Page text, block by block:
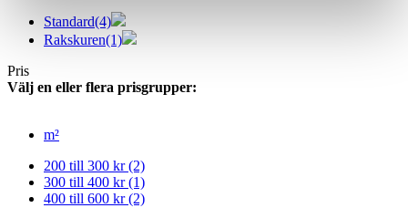
Standard(4)
Rakskuren(1)
Pris
Välj en eller flera prisgrupper:
m²
200 till 300 kr(2)
300 till 400 kr(1)
400 till 600 kr(2)